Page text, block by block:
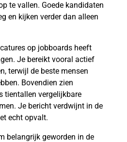
te vallen. Goede kandidaten
en kijken verder dan alleen
op jobboards heeft
Je bereikt vooral actief
terwijl de beste mensen
Bovendien zien
tientallen vergelijkbare
Je bericht verdwijnt in de
echt opvalt.
belangrijk geworden in de